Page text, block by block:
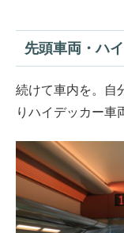
先頭車両・ハ
続けて車内を。自
りハイデッカー車